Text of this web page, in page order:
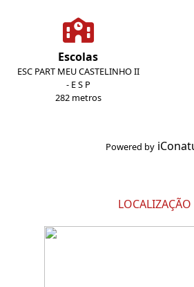
Escolas
ESC PART MEU CASTELINHO II
- E S P
282 metros
Powered by
LOCALIZAÇÃO